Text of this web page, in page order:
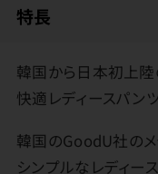
特長
韓国から日本初上陸
快適レディースパンツ
韓国のGoodU社のメ
シンプルなレディー